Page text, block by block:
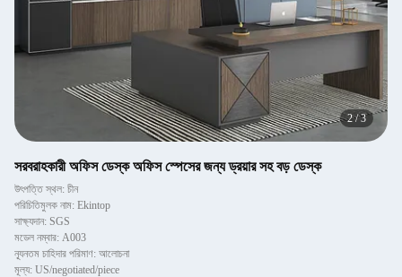
2/3
সরবরাহকারী অফিস ডেস্ক অফিস স্পেসের জন্য ড্রয়ার সহ বড় ডেস্ক
উৎপত্তি স্থল: চীন
পরিচিতিমুলক নাম: Ekintop
সাক্ষ্যদান: SGS
মডেল নম্বার: A003
ন্যূনতম চাহিদার পরিমাণ: আলোচনা
মূল্য: US/negotiated/piece